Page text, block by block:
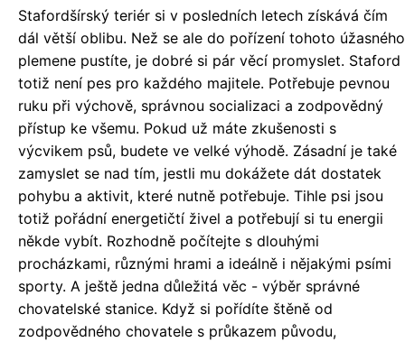
Stafordšírský teriér si v posledních letech získává čím
dál větší oblibu. Než se ale do pořízení tohoto úžasného
plemene pustíte, je dobré si pár věcí promyslet. Staford
totiž není pes pro každého majitele. Potřebuje pevnou
ruku při výchově, správnou socializaci a zodpovědný
přístup ke všemu. Pokud už máte zkušenosti s
výcvikem psů, budete ve velké výhodě. Zásadní je také
zamyslet se nad tím, jestli mu dokážete dát dostatek
pohybu a aktivit, které nutně potřebuje. Tihle psi jsou
totiž pořádní energetičtí živel a potřebují si tu energii
někde vybít. Rozhodně počítejte s dlouhými
procházkami, různými hrami a ideálně i nějakými psími
sporty. A ještě jedna důležitá věc - výběr správné
chovatelské stanice. Když si pořídíte štěně od
zodpovědného chovatele s průkazem původu,